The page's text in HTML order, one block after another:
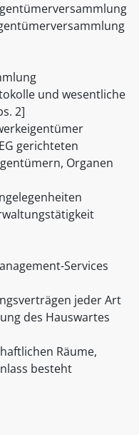
und wesentliche
2]
gerichteten
Organen
Services
jeder Art
des Hauswartes
Räume,
besteht